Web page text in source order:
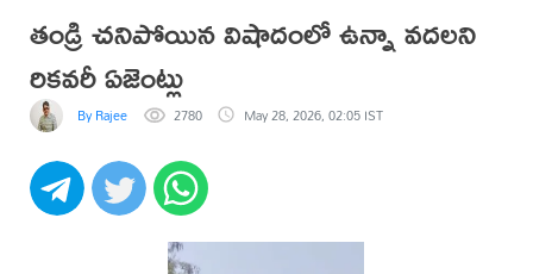
తండ్రి చనిపోయిన విషాదంలో ఉన్నా వదలని
రికవరీ ఏజెంట్లు
By Rajee 2780 May 28, 2026, 02:05 IST